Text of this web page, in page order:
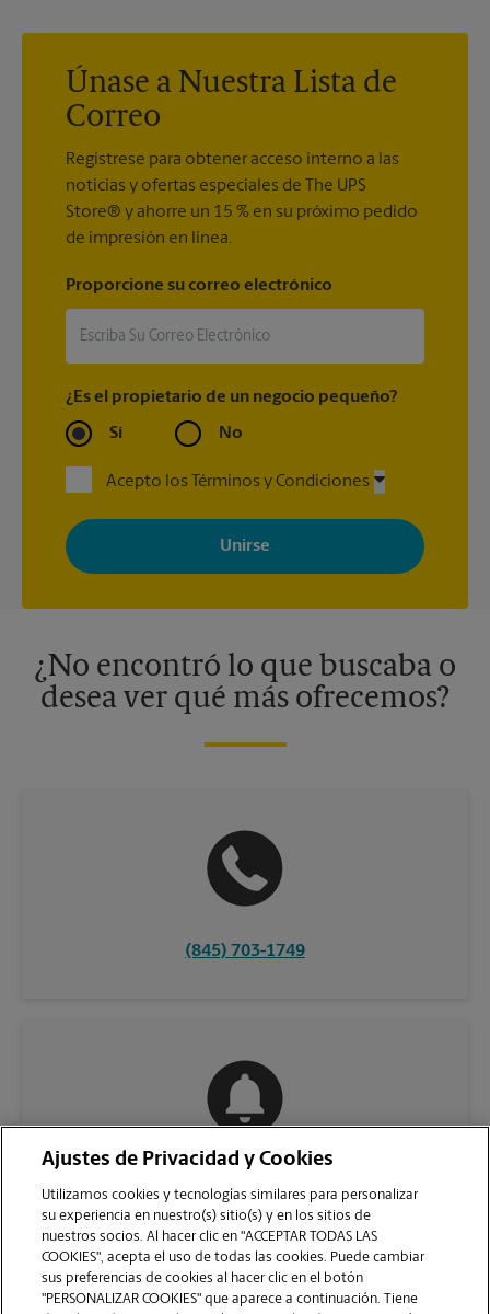
Únase a Nuestra Lista de
Correo
Regístrese para obtener acceso interno a las
noticias y ofertas especiales de The UPS
Store® y ahorre un 15 % en su próximo pedido
de impresión en línea.
Proporcione su correo electrónico
¿Es el propietario de un negocio pequeño?
Sí No
Acepto los Términos y Condiciones
Al registrarse, acepta recibir correos electrónicos de The UPS
Store con noticias, ofertas especiales, promociones y mensajes
adaptados a sus intereses. Puede darse de baja en cualquier
momento. Para más información, consulte nuestra política de
¿No encontró lo que buscaba o
desea ver qué más ofrecemos?
(845) 703-1749
Ajustes de Privacidad y Cookies
Utilizamos cookies y tecnologías similares para personalizar
su experiencia en nuestro(s) sitio(s) y en los sitios de
nuestros socios. Al hacer clic en "ACCEPTAR TODAS LAS
COOKIES", acepta el uso de todas las cookies. Puede cambiar
sus preferencias de cookies al hacer clic en el botón
"PERSONALIZAR COOKIES" que aparece a continuación. Tiene